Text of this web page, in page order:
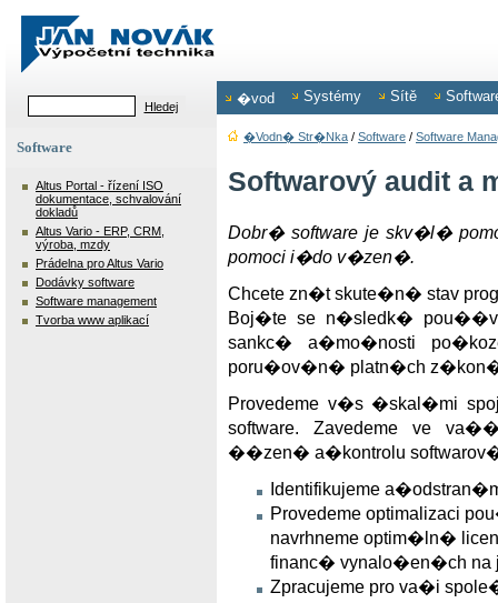
�vod Systémy Sítě
Software
Altus Portal - řízení ISO
dokumentace, schvalování
dokladů
Altus Vario - ERP, CRM,
výroba, mzdy
Prádelna pro Altus Vario
Dodávky software
Software management
Tvorba www aplikací
�vodn� Str�nka / Software / Software
Softwarový audit a
Dobr� software je skv�l�
pomoci i�do v�zen�.
Chcete zn�t skute�n� stav
Boj�te se n�sledk�
sankc� a�mo�nosti
poru�ov�n� platn�ch
Provedeme v�s �skal�mi
software. Zavedeme ve
��zen� a�kontrolu
Identifikujeme
Provedeme optimalizaci
navrhneme optim�ln�
financ� vynalo�en�ch na
Zpracujeme pro va�i